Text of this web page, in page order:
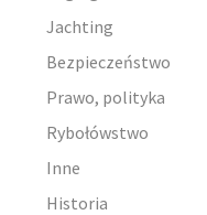
Jachting
Bezpieczeństwo
Prawo, polityka
Rybołówstwo
Inne
Historia